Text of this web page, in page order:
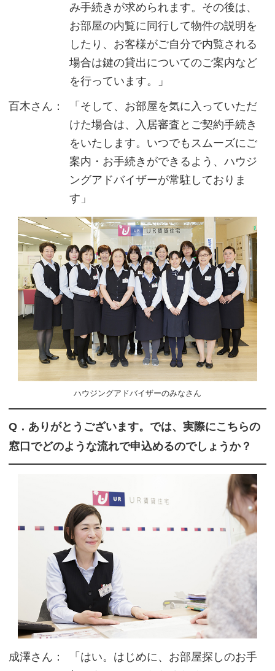
み手続きが求められます。その後は、
お部屋の内覧に同行して物件の説明を
したり、お客様がご自分で内覧される
場合は鍵の貸出についてのご案内など
を行っています。」
百木さん：
「そして、お部屋を気に入っていただ
けた場合は、入居審査とご契約手続き
をいたします。いつでもスムーズにご
案内・お手続きができるよう、ハウジ
ングアドバイザーが常駐しておりま
す」
ハウジングアドバイザーのみなさん
Q．ありがとうございます。では、実際にこちらの
窓口でどのような流れで申込めるのでしょうか？
成澤さん：
「はい。はじめに、お部屋探しのお手